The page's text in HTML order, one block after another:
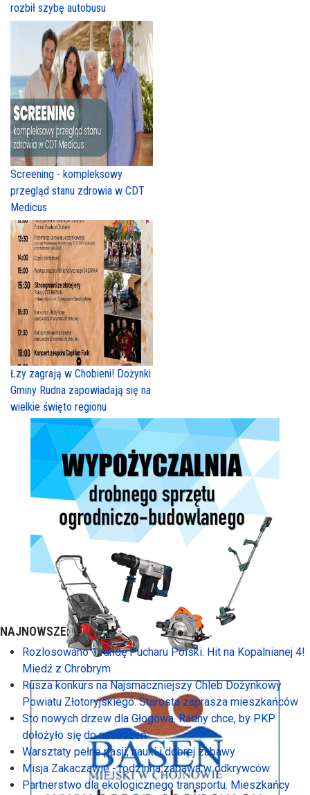
rozbił szybę autobusu
Screening - kompleksowy
przegląd stanu zdrowia w CDT
Medicus
Łzy zagrają w Chobieni! Dożynki
Gminy Rudna zapowiadają się na
wielkie święto regionu
NAJNOWSZE:
Rozlosowano 1 rundę Pucharu Polski. Hit na Kopalnianej 4!
Miedź z Chrobrym
Rusza konkurs na Najsmaczniejszy Chleb Dożynkowy
Powiatu Złotoryjskiego. Starosta zaprasza mieszkańców
Sto nowych drzew dla Głogowa. Radny chce, by PKP
dołożyło się do nasadzeń
Warsztaty pełne pasji, nauki i dobrej zabawy
Misja Zakaczawie - rodzinna zabawa w odkrywców
Partnerstwo dla ekologicznego transportu. Mieszkańcy